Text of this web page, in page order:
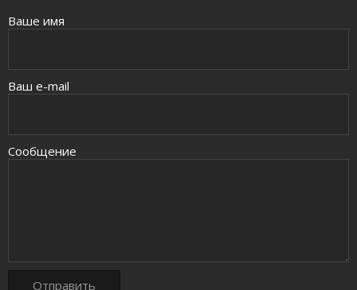
Ваше имя
Ваш e-mail
Сообщение